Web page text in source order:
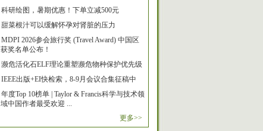
科研绘图，暑期优惠！下单立减500元
甜菜根汁可以缓解怀孕对肾脏的压力
MDPI 2026参会旅行奖 (Travel Award) 中国区
获奖名单公布！
濒危活化石ELF理论重塑濒危物种保护优先级
IEEE出版+EI快检索，8-9月会议合集征稿中
年度Top 10榜单 | Taylor & Francis科学与技术领
域中国作者最受欢迎 ...
更多>>